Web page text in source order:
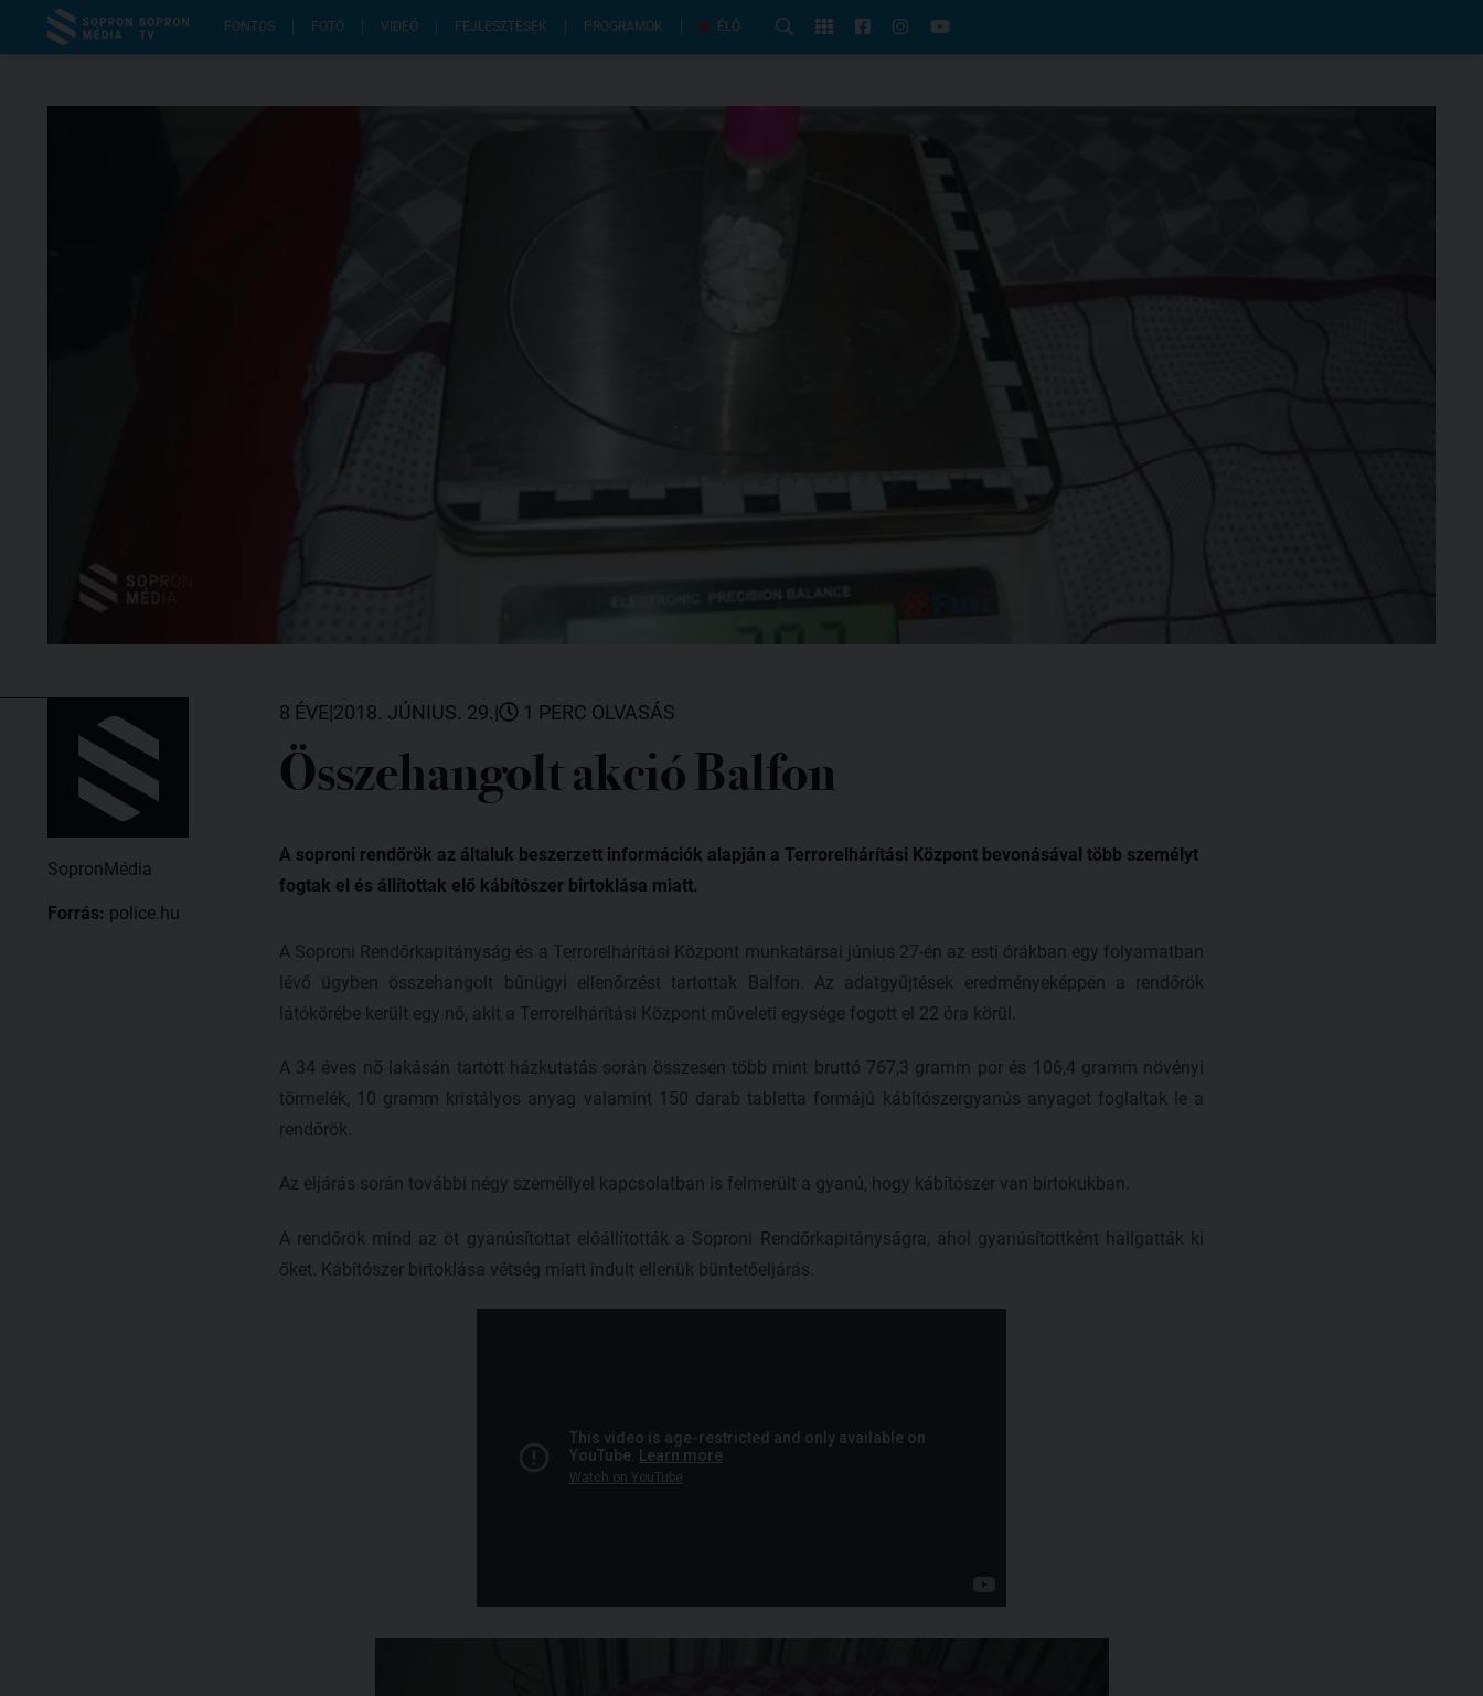
FONTOS FOTÓ VIDEÓ FEJLESZTÉSEK PROGRAMOK ÉLŐ
SopronMédia
Forrás: police.hu
8 ÉVE|2018. JÚNIUS. 29.| 1 PERC OLVASÁS
Összehangolt akció Balfon
A soproni rendőrök az általuk beszerzett információk alapján a Terrorelhárítási Központ bevonásával több személyt
fogtak el és állítottak elő kábítószer birtoklása miatt.
A Soproni Rendőrkapitányság és a Terrorelhárítási Központ munkatársai június 27-én az esti órákban egy folyamatban
lévő ügyben összehangolt bűnügyi ellenőrzést tartottak Balfon. Az adatgyűjtések eredményeképpen a rendőrök
látókörébe került egy nő, akit a Terrorelhárítási Központ műveleti egysége fogott el 22 óra körül.
A 34 éves nő lakásán tartott házkutatás során összesen több mint bruttó 767,3 gramm por és 106,4 gramm növényi
törmelék, 10 gramm kristályos anyag valamint 150 darab tabletta formájú kábítószergyanús anyagot foglaltak le a
rendőrök.
Az eljárás során további négy személlyel kapcsolatban is felmerült a gyanú, hogy kábítószer van birtokukban.
A rendőrök mind az öt gyanúsítottat előállították a Soproni Rendőrkapitányságra, ahol gyanúsítottként hallgatták ki
őket. Kábítószer birtoklása vétség miatt indult ellenük büntetőeljárás.